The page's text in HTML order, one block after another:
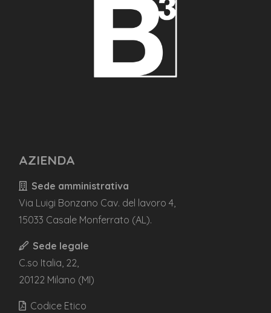
AZIENDA
Sede amministrativa
Via Luigi Bonzano Cav. del lavoro 4,
15033 Casale Monferrato (AL).
Sede legale
C.so Italia, 22,
20122 Milano (MI)
Codice Etico